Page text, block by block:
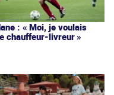
: « Moi, je voulais
chauffeur-livreur »